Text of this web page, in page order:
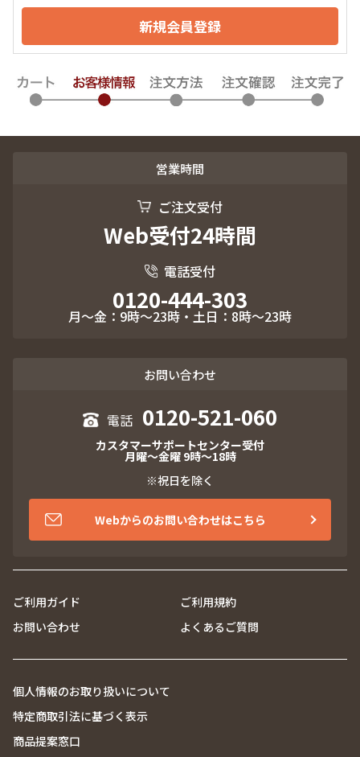
営業時間
ご注文受付
Web受付24時間
電話受付
0120-444-303
月～金：9時～23時・土日：8時～23時
お問い合わせ
0120-521-060
カスタマーサポートセンター受付
月曜～金曜 9時～18時
※祝日を除く
Webからのお問い合わせはこちら
ご利用ガイド
ご利用規約
お問い合わせ
よくあるご質問
個人情報のお取り扱いについて
特定商取引法に基づく表示
商品提案窓口